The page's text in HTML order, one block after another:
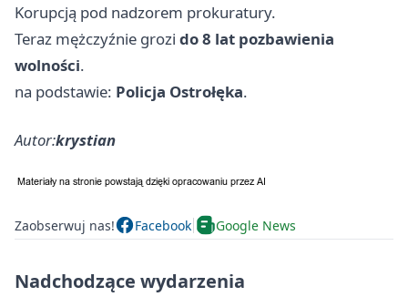
Korupcją pod nadzorem prokuratury.
Teraz mężczyźnie grozi do 8 lat pozbawienia
wolności.
na podstawie: Policja Ostrołęka.
Autor:krystian
Zaobserwuj nas! Facebook Google News
Nadchodzące wydarzenia